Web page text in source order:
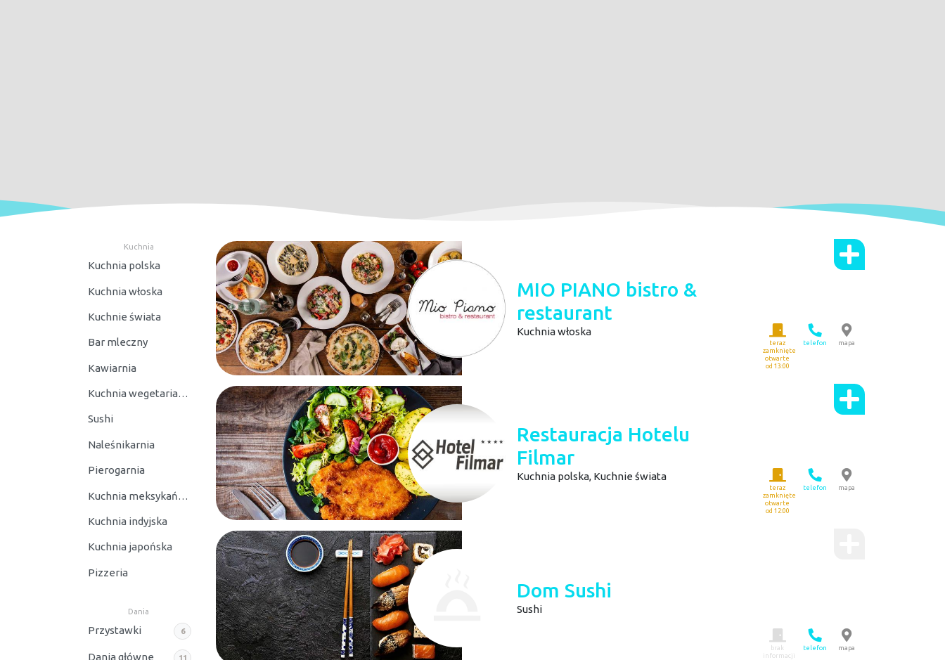
Kuchnia
Kuchnia polska
Kuchnia włoska
Kuchnie świata
Bar mleczny
Kawiarnia
Kuchnia wegetariańska
Sushi
Naleśnikarnia
Pierogarnia
Kuchnia meksykańska
Kuchnia indyjska
Kuchnia japońska
Pizzeria
Dania
Przystawki 6
Dania główne 11
Restauracja Hotelu
Filmar
Kuchnia polska, Kuchnie świata
teraz
zamknięte
otwarte
od 12:00
telefon mapa
MIO PIANO bistro &
restaurant
Kuchnia włoska
teraz
zamknięte
otwarte
od 13:00
telefon mapa
Dom Sushi
Sushi
brak
informacji
telefon mapa